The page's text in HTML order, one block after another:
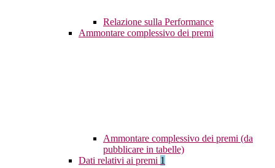
Relazione sulla Performance
Ammontare complessivo dei premi
Ammontare complessivo dei premi (da
pubblicare in tabelle)
Dati relativi ai premi 1